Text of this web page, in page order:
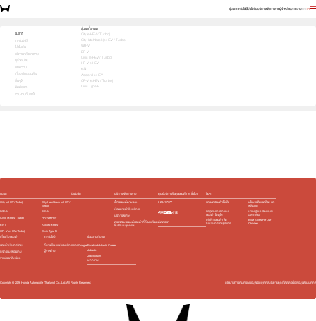
รุ่นรถเทคโนโลยีโปรโมชันบริการหลังการขายผู้จำหน่ายบทความENTH
รุ่นรถ
เทคโนโลยี
โปรโมชัน
บริการหลังการขาย
ผู้จำหน่าย
บทความ
เกี่ยวกับฮอนด้า
อื่นๆ
ติดต่อเรา
ร่วมงานกับเรา
รุ่นรถทั้งหมด
City (e:HEV / Turbo)
City Hatchback (e:HEV / Turbo)
WR-V
BR-V
Civic (e:HEV / Turbo)
HR-V e:HEV
e:N1
Accord e:HEV
CR-V (e:HEV / Turbo)
Civic Type R
สัมผัสความสปอร์ต ด้วยตัวคุณเอง ทดลองขับเลย!
3 เลือกคันที่ใช่
รุ่นรถ
City (e:HEV / Turbo)
City Hatchback (e:HEV /
Turbo)
WR-V
BR-V
Civic (e:HEV / Turbo)
HR-V e:HEV
e:N1
Accord e:HEV
CR-V (e:HEV / Turbo)
Civic Type R
โปรโมชัน
บริการหลังการขาย
เช็กรถยนต์ตามระยะ
นัดหมายเข้ารับบริการ
บริการพิเศษ
ตรวจสอบรถยนต์ฮอนด้าที่ต้อง เปลี่ยน
ชิ้นส่วนในชุดถุงลม
ศูนย์บริการข้อมูลฮอนด้า 24 ชั่วโมง
0 2341 7777
ติดต่อเรา
อื่นๆ
รถยนต์ฮอนด้าใช้แล้ว
นโยบายสิ่งแวดล้อม และ
พลังงาน
ชุดอุปกรณ์ตกแต่ง​
ฮอนด้า โมดูโล
มาตรฐานผลิตภัณฑ์
ฉลากเขียว
บริษัท ฮอนด้า ลีส
ซิ่ง(ประเทศไทย) จำกัด
Blue Skies For Our
Children
เกี่ยวกับฮอนด้า
ฮอนด้าประเทศไทย
กิจกรรมเพื่อสังคม
ข่าวประชาสัมพันธ์
เทคโนโลยี
ที่มาพร้อมแอปและบริการของ Google
ผู้จำหน่าย
ร่วมงานกับเรา
Facebook Honda Career
Jobsdb
JobTopGun
บทความ
Copyright ©2026Honda Automobile (Thailand) Co., Ltd. All Rights Reserved. นโยบายการคุ้มครองข้อมูลส่วนบุคคลนโยบายคุกกี้ติดต่อเรื่องข้อมูลส่วนบุคคล